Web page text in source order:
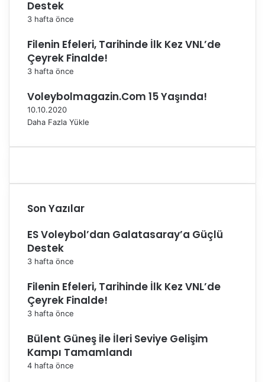
ş
y
r
Destek
3 hafta önce
Filenin Efeleri, Tarihinde İlk Kez VNL’de
Çeyrek Finalde!
3 hafta önce
Voleybolmagazin.Com 15 Yaşında!
10.10.2020
Daha Fazla Yükle
Son Yazılar
ES Voleybol’dan Galatasaray’a Güçlü
Destek
3 hafta önce
Filenin Efeleri, Tarihinde İlk Kez VNL’de
Çeyrek Finalde!
3 hafta önce
Bülent Güneş ile İleri Seviye Gelişim
Kampı Tamamlandı
4 hafta önce